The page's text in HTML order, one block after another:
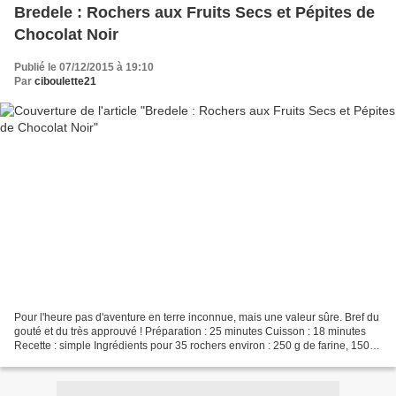
Bredele : Rochers aux Fruits Secs et Pépites de
Chocolat Noir
Publié le 07/12/2015 à 19:10
Par ciboulette21
Pour l'heure pas d'aventure en terre inconnue, mais une valeur sûre. Bref du
gouté et du très approuvé ! Préparation : 25 minutes Cuisson : 18 minutes
Recette : simple Ingrédients pour 35 rochers environ : 250 g de farine, 150 g